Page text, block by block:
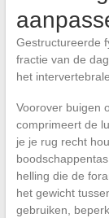
Gestructureerde
fractie van de
het
Voorover buigen
comprimeert de
je je rug recht
helling die de
het gewicht
gebruiken,